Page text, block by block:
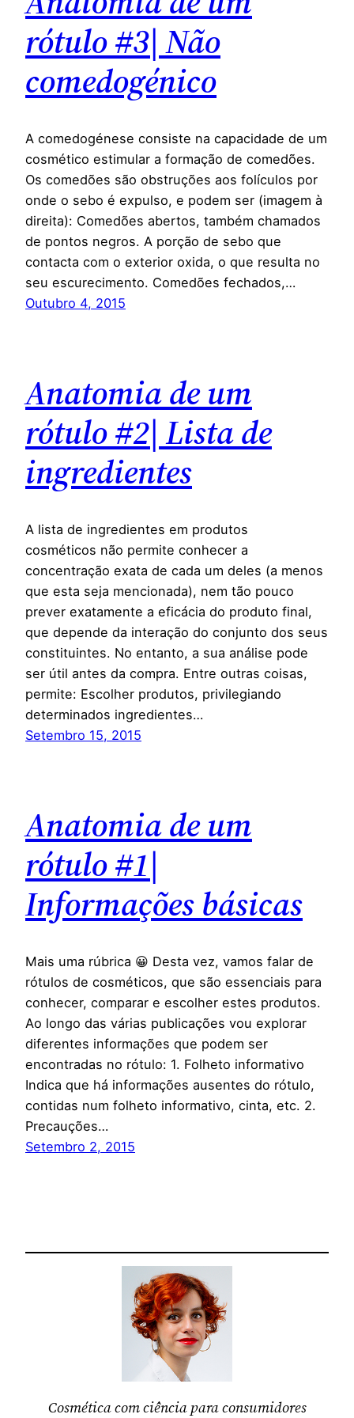
rótulo #3| Não
comedogénico
A comedogénese consiste na capacidade de um
cosmético estimular a formação de comedões.
Os comedões são obstruções aos folículos por
onde o sebo é expulso, e podem ser (imagem à
direita): Comedões abertos, também chamados
de pontos negros. A porção de sebo que
contacta com o exterior oxida, o que resulta no
seu escurecimento. Comedões fechados,…
Outubro 4, 2015
Anatomia de um
rótulo #2| Lista de
ingredientes
A lista de ingredientes em produtos
cosméticos não permite conhecer a
concentração exata de cada um deles (a menos
que esta seja mencionada), nem tão pouco
prever exatamente a eficácia do produto final,
que depende da interação do conjunto dos seus
constituintes. No entanto, a sua análise pode
ser útil antes da compra. Entre outras coisas,
permite: Escolher produtos, privilegiando
determinados ingredientes…
Setembro 15, 2015
Anatomia de um
rótulo #1|
Informações básicas
Mais uma rúbrica 😀 Desta vez, vamos falar de
rótulos de cosméticos, que são essenciais para
conhecer, comparar e escolher estes produtos.
Ao longo das várias publicações vou explorar
diferentes informações que podem ser
encontradas no rótulo: 1. Folheto informativo
Indica que há informações ausentes do rótulo,
contidas num folheto informativo, cinta, etc. 2.
Precauções…
Setembro 2, 2015
Cosmética com ciência para consumidores